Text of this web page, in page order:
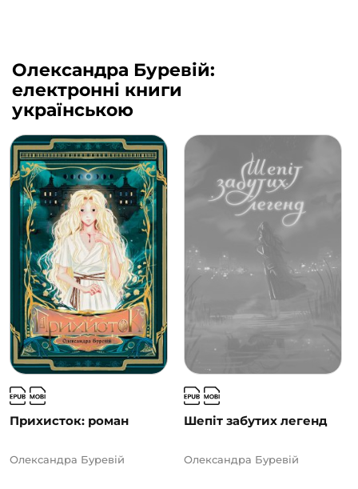
Олександра Буревій:
електронні книги
українською
Прихисток: роман
Олександра Буревій
Шепіт забутих легенд
Олександра Буревій